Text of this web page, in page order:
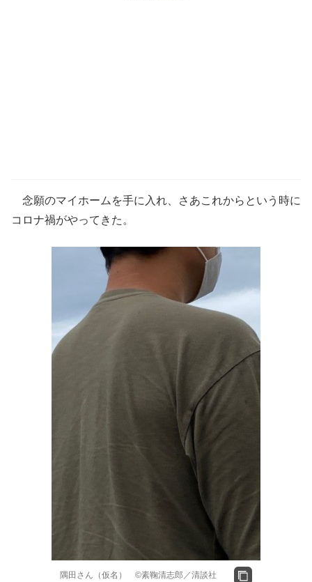
念願のマイホームを手に入れ、さあこれからという時に
コロナ禍がやってきた。
隅田さん（仮名） ©︎素鞠清志郎／清談社